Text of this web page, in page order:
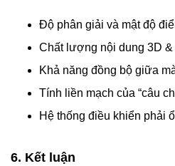
Độ phân giải và mật độ
Chất lượng nội dung 3D
Khả năng đồng bộ giữa
Tính liền mạch của “câu
Hệ thống điều khiển phải
6. Kết luận